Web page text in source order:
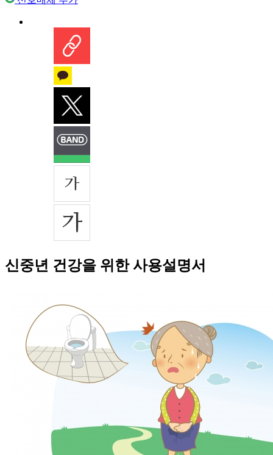
신중년 건강을 위한 사용설명서